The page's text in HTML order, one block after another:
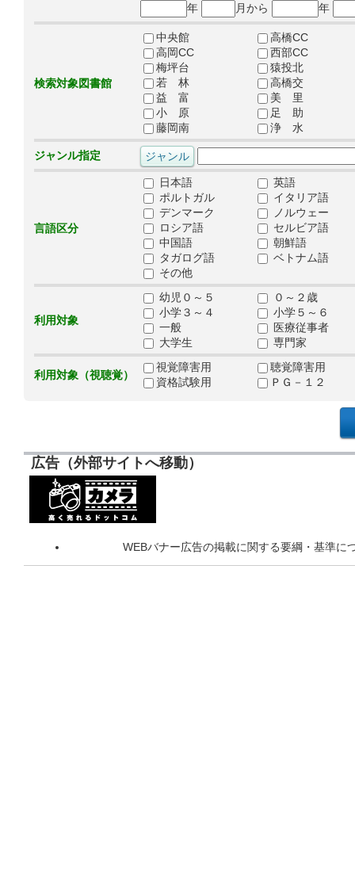
年
月から 年
検索対象図書館
中央館
高橋CC
高岡CC
西部CC
梅坪台
猿投北
若 林
高橋交
益 富
美 里
小 原
足 助
藤岡南
浄 水
ジャンル指定
言語区分
日本語
英語
ポルトガル
イタリア語
デンマーク
ノルウェー
ロシア語
セルビア語
中国語
朝鮮語
タガログ語
ベトナム語
その他
利用対象
幼児０～５
０～２歳
小学３～４
小学５～６
一般
医療従事者
大学生
専門家
利用対象（視聴覚）
視覚障害用
聴覚障害用
資格試験用
ＰＧ－１２
広告（外部サイトへ移動）
WEBバナー広告の掲載に関する要綱・基準に